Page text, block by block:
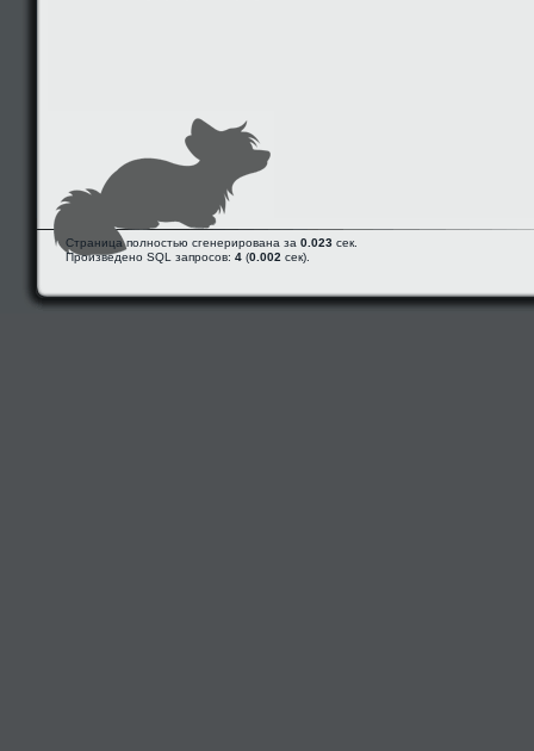
Страница полностью сгенерирована за 0.023 сек.
Произведено SQL запросов: 4 (0.002 сек).